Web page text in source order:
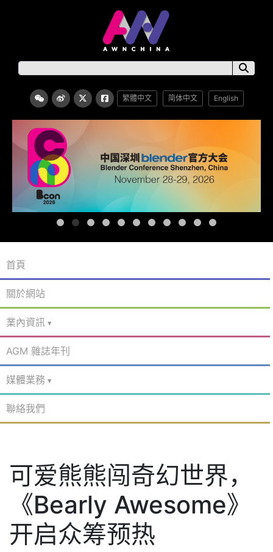
繁體中文 简体中文 English
首頁
關於網站
業內資訊
AGM 雜誌年刊
媒體業務
聯絡我們
可爱熊熊闯奇幻世界，
《Bearly Awesome》
开启众筹预热